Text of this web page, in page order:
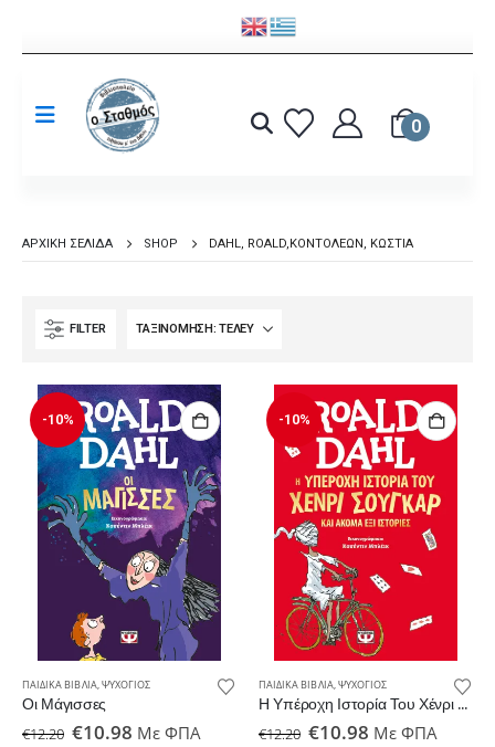
0
ΑΡΧΙΚΉ ΣΕΛΊΔΑ SHOP DAHL, ROALD,ΚΟΝΤΟΛΈΩΝ, ΚΏΣΤΙΑ
FILTER
-10%
ΠΑΙΔΙΚΆ ΒΙΒΛΊΑ,ΨΥΧΟΓΙΌΣ
Οι Μάγισσες
€12.20 Original
€10.98ΗΜε ΦΠΑ
-10%
ΠΑΙΔΙΚΆ ΒΙΒΛΊΑ,ΨΥΧΟΓΙΌΣ
Η Υπέροχη Ιστορία Του Χένρι Σούγκαρ
€12.20 Original
€10.98ΗΜε ΦΠΑ